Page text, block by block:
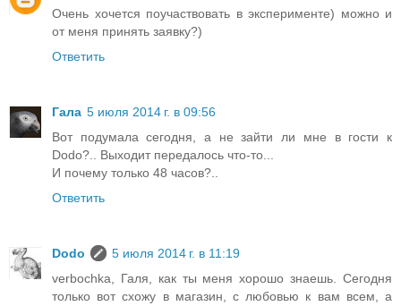
Очень хочется поучаствовать в эксперименте) можно и
от меня принять заявку?)
Ответить
Гала 5 июля 2014 г. в 09:56
Вот подумала сегодня, а не зайти ли мне в гости к
Dodo?.. Выходит передалось что-то...
И почему только 48 часов?..
Ответить
Dodo
5 июля 2014 г. в 11:19
verbochka, Галя, как ты меня хорошо знаешь. Сегодня
только вот схожу в магазин, с любовью к вам всем, а